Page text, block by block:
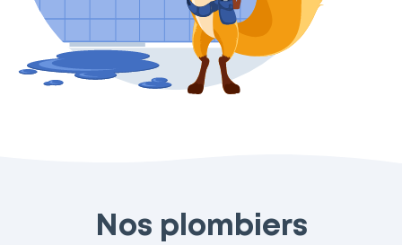
Nos plombiers